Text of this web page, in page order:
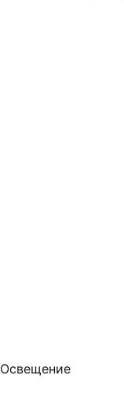
Освещение